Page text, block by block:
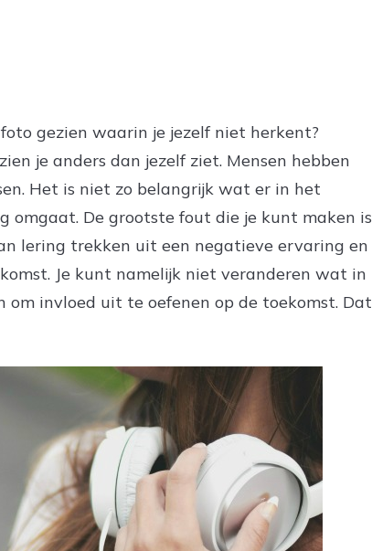
gezien waarin je jezelf niet herkent?
je anders dan jezelf ziet. Mensen hebben
Het is niet zo belangrijk wat er in het
omgaat. De grootste fout die je kunt maken is
lering trekken uit een negatieve ervaring en
Je kunt namelijk niet veranderen wat in
invloed uit te oefenen op de toekomst. Dat